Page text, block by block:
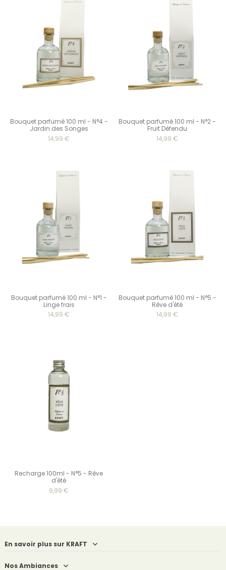
Bouquet parfumé 100 ml - N°4 -
Jardin des Songes
14,99 €
Bouquet parfumé 100 ml - N°2 -
Fruit Défendu
14,99 €
Bouquet parfumé 100 ml - N°1 -
Linge frais
14,99 €
Bouquet parfumé 100 ml - N°5 -
Rêve d'été
14,99 €
Recharge 100ml - N°5 - Rêve
d'été
9,99 €
En savoir plus sur KRAFT
Nos Ambiances